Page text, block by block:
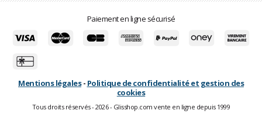
Paiement en ligne sécurisé
Mentions légales- Politique de confidentialité et gestion des
cookies
Tous droits réservés - 2026 - Glisshop.com vente en ligne depuis 1999